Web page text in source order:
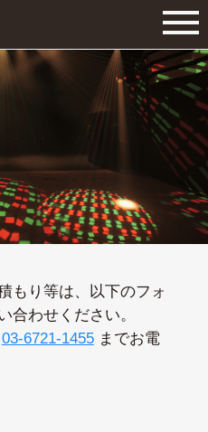
もり等は、以下のフォ
合わせください。
03-6721-1455までお電